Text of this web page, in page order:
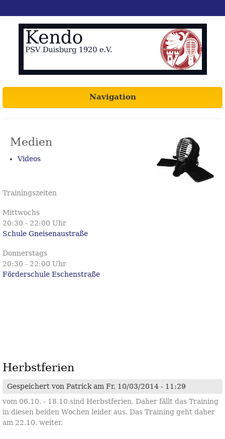
Navigation
Medien
Videos
Trainingszeiten
Mittwochs
20:30 - 22:00 Uhr
Schule Gneisenaustraße
Donnerstags
20:30 - 22:00 Uhr
Förderschule Eschenstraße
Herbstferien
Gespeichert von Patrickam Fr, 10/03/2014 - 11:29
vom 06.10. - 18.10.sind Herbstferien. Daher fällt das Training
in diesen beiden Wochen leider aus. Das Training geht daher
am 22.10. weiter.